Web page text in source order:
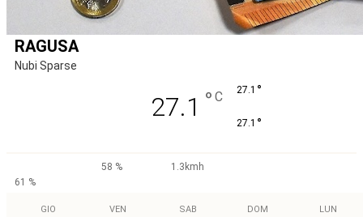
RAGUSA
Nubi Sparse
27.1 ° C 27.1 °
27.1 °
58 %
1.3kmh
61 %
GIO VEN SAB DOM LUN